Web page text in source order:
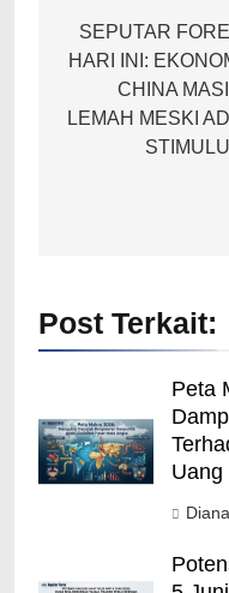
navigation
SEPUTAR
HARI INI:
CHINA
LEMAH MESKI
Post Terkait:
Peta
Uang